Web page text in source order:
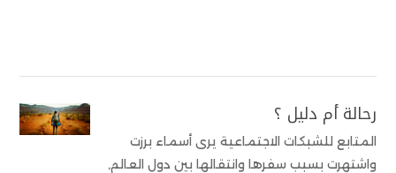
رحالة أم دليل ؟
المتابع للشبكات الاجتماعية يرى أسماء برزت
واشتهرت بسبب سفرها وانتقالها بين دول العالم,